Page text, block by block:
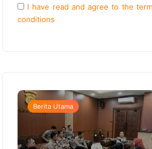
I have read and agree to the
conditions
Berita Utama